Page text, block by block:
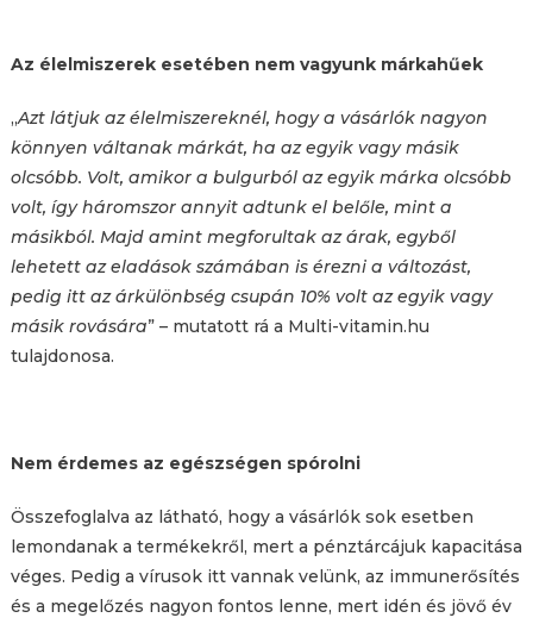
Az élelmiszerek esetében nem vagyunk márkahűek
„Azt látjuk az élelmiszereknél, hogy a vásárlók nagyon
könnyen váltanak márkát, ha az egyik vagy másik
olcsóbb. Volt, amikor a bulgurból az egyik márka olcsóbb
volt, így háromszor annyit adtunk el belőle, mint a
másikból. Majd amint megforultak az árak, egyből
lehetett az eladások számában is érezni a változást,
pedig itt az árkülönbség csupán 10% volt az egyik vagy
másik rovására” – mutatott rá a Multi-vitamin.hu
tulajdonosa.
Nem érdemes az egészségen spórolni
Összefoglalva az látható, hogy a vásárlók sok esetben
lemondanak a termékekről, mert a pénztárcájuk kapacitása
véges. Pedig a vírusok itt vannak velünk, az immunerősítés
és a megelőzés nagyon fontos lenne, mert idén és jövő év